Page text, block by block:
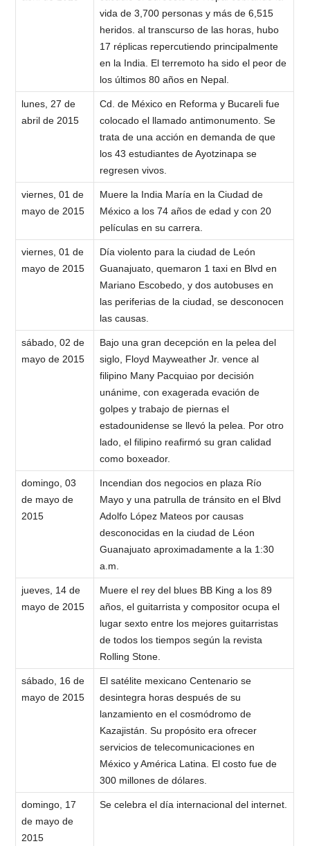
vida de 3,700 personas y más de 6,515
heridos. al transcurso de las horas, hubo
17 réplicas repercutiendo principalmente
en la India. El terremoto ha sido el peor de
los últimos 80 años en Nepal.
lunes, 27 de
abril de 2015
Cd. de México en Reforma y Bucareli fue
colocado el llamado antimonumento. Se
trata de una acción en demanda de que
los 43 estudiantes de Ayotzinapa se
regresen vivos.
viernes, 01 de
mayo de 2015
Muere la India María en la Ciudad de
México a los 74 años de edad y con 20
películas en su carrera.
viernes, 01 de
mayo de 2015
Día violento para la ciudad de León
Guanajuato, quemaron 1 taxi en Blvd en
Mariano Escobedo, y dos autobuses en
las periferias de la ciudad, se desconocen
las causas.
sábado, 02 de
mayo de 2015
Bajo una gran decepción en la pelea del
siglo, Floyd Mayweather Jr. vence al
filipino Many Pacquiao por decisión
unánime, con exagerada evación de
golpes y trabajo de piernas el
estadounidense se llevó la pelea. Por otro
lado, el filipino reafirmó su gran calidad
como boxeador.
domingo, 03
de mayo de
2015
Incendian dos negocios en plaza Río
Mayo y una patrulla de tránsito en el Blvd
Adolfo López Mateos por causas
desconocidas en la ciudad de Léon
Guanajuato aproximadamente a la 1:30
a.m.
jueves, 14 de
mayo de 2015
Muere el rey del blues BB King a los 89
años, el guitarrista y compositor ocupa el
lugar sexto entre los mejores guitarristas
de todos los tiempos según la revista
Rolling Stone.
sábado, 16 de
mayo de 2015
El satélite mexicano Centenario se
desintegra horas después de su
lanzamiento en el cosmódromo de
Kazajistán. Su propósito era ofrecer
servicios de telecomunicaciones en
México y América Latina. El costo fue de
300 millones de dólares.
domingo, 17
de mayo de
2015
Se celebra el día internacional del internet.